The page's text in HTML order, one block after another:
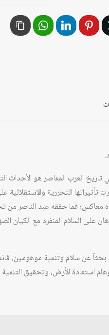
تاريخ العرب المعاصر هو الأحداث
التحررية والاستقلالية
معاكس؛ فما حققه عبد الناصر
على السلام المنفرد مع الكيان
بحثاً عن سلام وتنمية موهومين،
استعادة الأرض، وتحقيق التنمية